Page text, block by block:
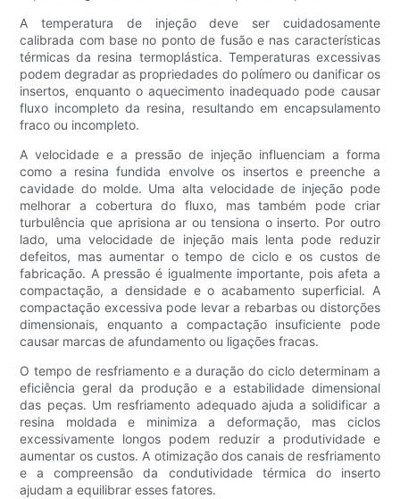
A temperatura de injeção deve ser cuidadosamente
calibrada com base no ponto de fusão e nas características
térmicas da resina termoplástica. Temperaturas excessivas
podem degradar as propriedades do polímero ou danificar os
insertos, enquanto o aquecimento inadequado pode causar
fluxo incompleto da resina, resultando em encapsulamento
fraco ou incompleto.
A velocidade e a pressão de injeção influenciam a forma
como a resina fundida envolve os insertos e preenche a
cavidade do molde. Uma alta velocidade de injeção pode
melhorar a cobertura do fluxo, mas também pode criar
turbulência que aprisiona ar ou tensiona o inserto. Por outro
lado, uma velocidade de injeção mais lenta pode reduzir
defeitos, mas aumentar o tempo de ciclo e os custos de
fabricação. A pressão é igualmente importante, pois afeta a
compactação, a densidade e o acabamento superficial. A
compactação excessiva pode levar a rebarbas ou distorções
dimensionais, enquanto a compactação insuficiente pode
causar marcas de afundamento ou ligações fracas.
O tempo de resfriamento e a duração do ciclo determinam a
eficiência geral da produção e a estabilidade dimensional
das peças. Um resfriamento adequado ajuda a solidificar a
resina moldada e minimiza a deformação, mas ciclos
excessivamente longos podem reduzir a produtividade e
aumentar os custos. A otimização dos canais de resfriamento
e a compreensão da condutividade térmica do inserto
ajudam a equilibrar esses fatores.